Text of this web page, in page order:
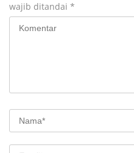
wajib ditandai *